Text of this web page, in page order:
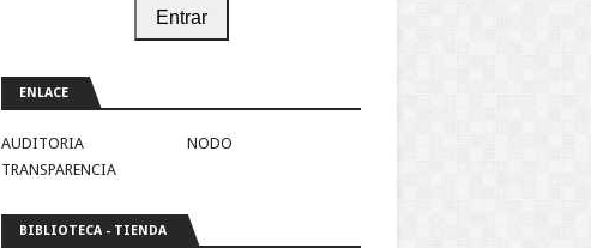
Entrar
ENLACE
AUDITORIA
NODO
TRANSPARENCIA
BIBLIOTECA - TIENDA